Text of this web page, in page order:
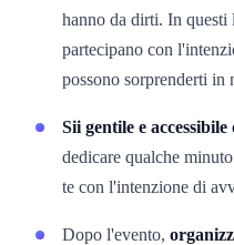
hanno da dirti. In
partecipano con
possono sorprenderti in
Sii gentile e
dedicare qualche
te con l'intenzione di
Dopo l'evento,